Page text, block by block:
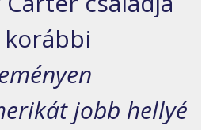
jobb hellyé